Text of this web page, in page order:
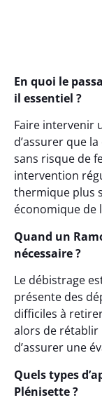
En quoi le
il essentiel ?
Faire intervenir
d’assurer que
sans risque de
intervention
thermique plus
économique de
Quand un
nécessaire ?
Le débistrage
présente des
difficiles à
alors de rétablir
d’assurer une
Quels types
Plénisette ?